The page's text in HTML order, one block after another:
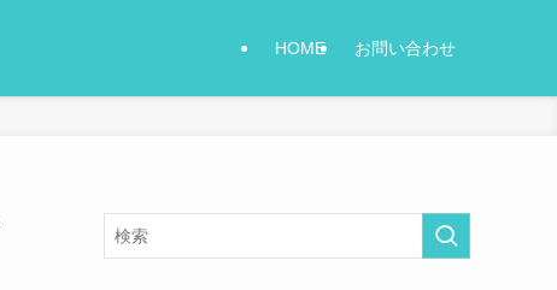
HOME お問い合わせ